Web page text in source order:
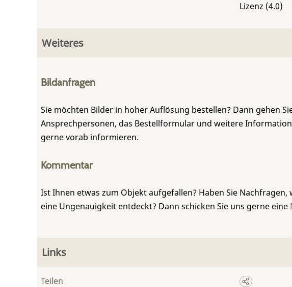
Lizenz (4.0)
Weiteres
Bildanfragen
Sie möchten Bilder in hoher Auflösung bestellen? Dann gehen
Ansprechpersonen, das Bestellformular und weitere
gerne vorab informieren.
Kommentar
Ist Ihnen etwas zum Objekt aufgefallen? Haben Sie
eine Ungenauigkeit entdeckt? Dann schicken Sie uns gerne eine
Links
Teilen